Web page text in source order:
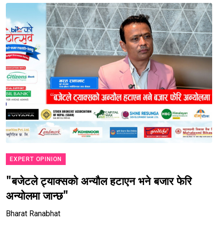
EXPERT OPINION
"बजेटले ट्याक्सको अन्यौल हटाएन भने बजार फेरि
अन्योलमा जान्छ"
Bharat Ranabhat